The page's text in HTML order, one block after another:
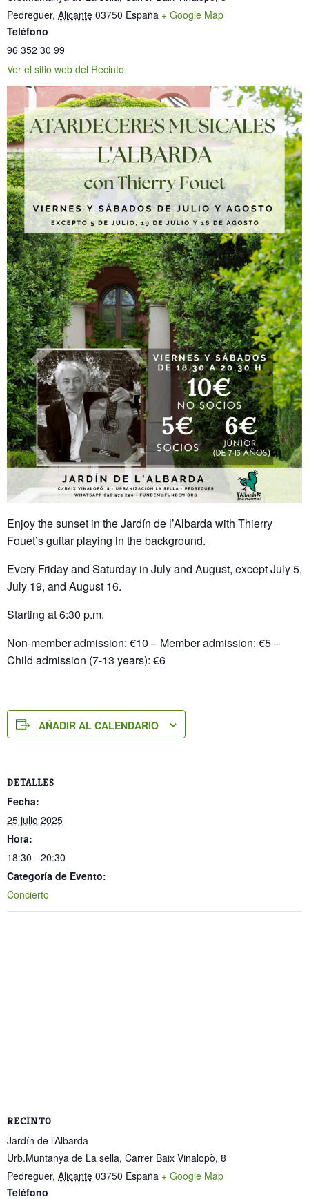
Pedreguer, Alicante 03750 España + Google Map
Teléfono
96 352 30 99
Ver el sitio web del Recinto
Enjoy the sunset in the Jardín de l’Albarda with Thierry
Fouet’s guitar playing in the background.
Every Friday and Saturday in July and August, except July 5,
July 19, and August 16.
Starting at 6:30 p.m.
Non-member admission: €10 – Member admission: €5 –
Child admission (7-13 years): €6
AÑADIR AL CALENDARIO
DETALLES
Fecha:
25 julio 2025
Hora:
18:30 - 20:30
Categoría de Evento:
Concierto
RECINTO
Jardín de l’Albarda
Urb.Muntanya de La sella, Carrer Baix Vinalopò, 8
Pedreguer, Alicante 03750 España + Google Map
Teléfono